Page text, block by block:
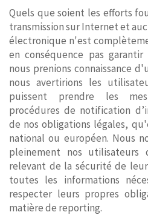
Quels que soient les efforts
transmission sur Internet et
électronique n'est
en conséquence pas
nous prenions connaissance
nous avertirions les
puissent prendre les
procédures de notification
de nos obligations légales,
national ou européen. Nous
pleinement nos utilisateurs
relevant de la sécurité de
toutes les informations
respecter leurs propres
matière de reporting.